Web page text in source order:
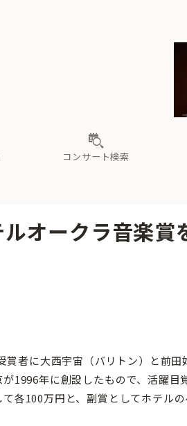
トラの楽屋から 海の向こうの音楽家
いオーケストラコンサート
過去の特
コンサート検索
有料ライブ配信スケジュール
な は ま や ら わ
オークラ音楽賞
者に大西宇宙（バリトン）と前田
1996年に創設したもので、活躍目
各100万円と、副賞としてホテル